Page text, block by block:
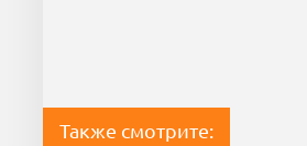
Также смотрите: